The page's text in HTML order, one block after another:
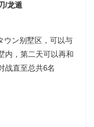
/龙遁
ウン别墅区，可以与
内，第二天可以再和
战直至总共6名